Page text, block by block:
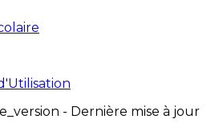
- Dernière mise à jour